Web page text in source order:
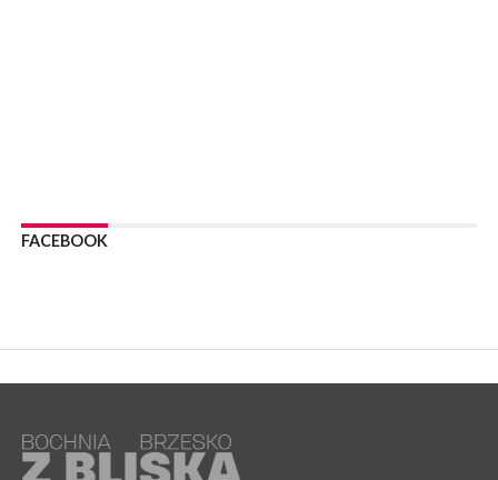
NOWY WIŚNICZ. Od poniedziałku ulica Lipnicka w Nowym
Wiśniczu będzie nieprzejezdna
Rabą! Wiceprzewodniczący RM w Bochni alarmuje
WYDARZENIA
FACEBOOK